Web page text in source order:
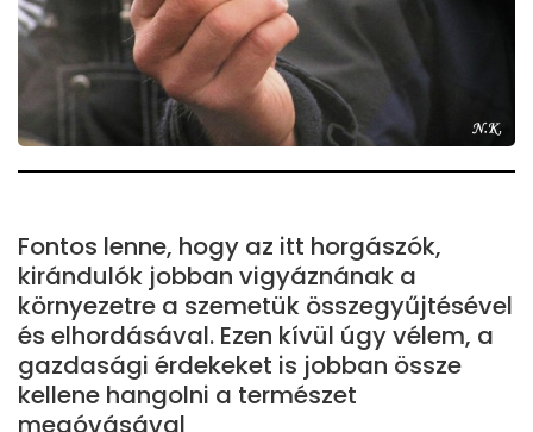
Fontos lenne, hogy az itt horgászók,
kirándulók jobban vigyáznának a
környezetre a szemetük összegyűjtésével
és elhordásával. Ezen kívül úgy vélem, a
gazdasági érdekeket is jobban össze
kellene hangolni a természet
megóvásával